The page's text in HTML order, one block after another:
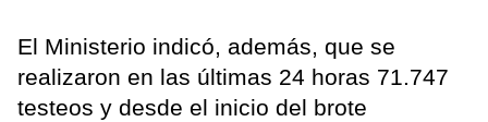
El Ministerio indicó, además, que se
realizaron en las últimas 24 horas 71.747
testeos y desde el inicio del brote